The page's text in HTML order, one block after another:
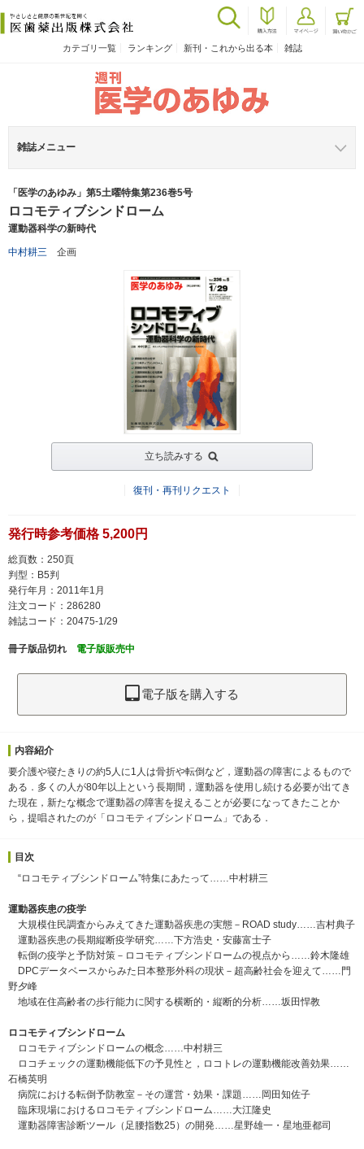
カテゴリ一覧 ランキング 新刊・これから出る本 雑誌
雑誌メニュー
「医学のあゆみ」第5土曜特集第236巻5号
ロコモティブシンドローム
運動器科学の新時代
中村耕三 企画
立ち読みする
復刊・再刊リクエスト
発行時参考価格 5,200円
総頁数：250頁
判型：B5判
発行年月：2011年1月
注文コード：286280
雑誌コード：20475-1/29
冊子版品切れ 電子版販売中
電子版を購入する
内容紹介
要介護や寝たきりの約5人に1人は骨折や転倒など，運動器の障害によるもので
ある．多くの人が80年以上という長期間，運動器を使用し続ける必要が出てき
た現在，新たな概念で運動器の障害を捉えることが必要になってきたことか
ら，提唱されたのが「ロコモティブシンドローム」である．
目次
“ロコモティブシンドローム”特集にあたって……中村耕三
運動器疾患の疫学
大規模住民調査からみえてきた運動器疾患の実態－ROAD study……吉村典子
運動器疾患の長期縦断疫学研究……下方浩史・安藤富士子
転倒の疫学と予防対策－ロコモティブシンドロームの視点から……鈴木隆雄
DPCデータベースからみた日本整形外科の現状－超高齢社会を迎えて……門
野夕峰
地域在住高齢者の歩行能力に関する横断的・縦断的分析……坂田悍教
ロコモティブシンドローム
ロコモティブシンドロームの概念……中村耕三
ロコチェックの運動機能低下の予見性と，ロコトレの運動機能改善効果……
石橋英明
病院における転倒予防教室－その運営・効果・課題……岡田知佐子
臨床現場におけるロコモティブシンドローム……大江隆史
運動器障害診断ツール（足腰指数25）の開発……星野雄一・星地亜都司